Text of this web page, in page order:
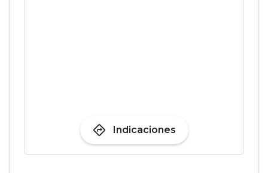
directions Indicaciones